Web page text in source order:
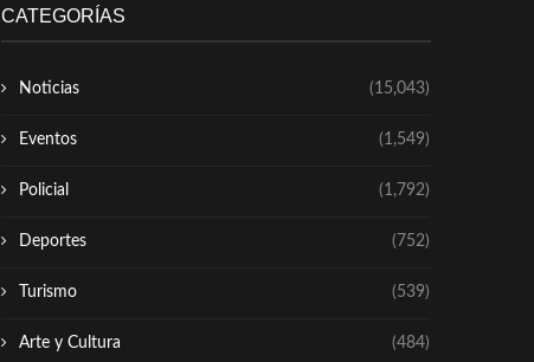
CATEGORÍAS
Noticias (15,043)
Eventos (1,549)
Policial (1,792)
Deportes (752)
Turismo (539)
Arte y Cultura (484)